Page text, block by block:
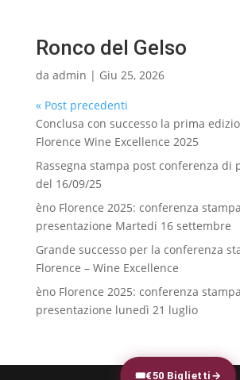
Ronco del Gelso
da admin | Giu 25, 2026
« Post precedenti
Conclusa con successo la prima
Florence Wine Excellence 2025
Rassegna stampa post conferenza di
del 16/09/25
èno Florence 2025: conferenza
presentazione Martedi 16 settembre
Grande successo per la conferenza
Florence – Wine Excellence
èno Florence 2025: conferenza
presentazione lunedì 21 luglio
🎟€50 Biglietti →